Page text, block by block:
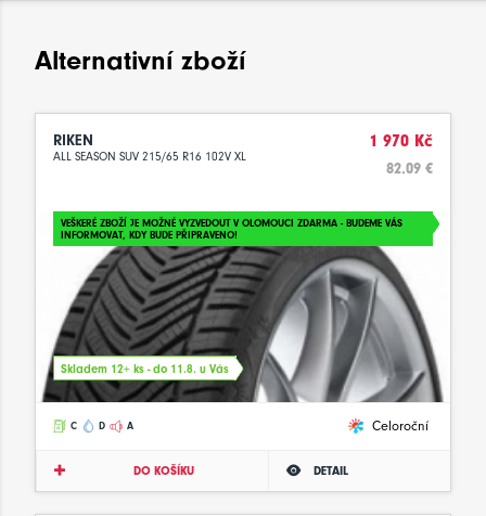
Alternativní zboží
RIKEN
ALL SEASON SUV 215/65 R16 102V XL
1 970 Kč
82.09 €
VEŠKERÉ ZBOŽÍ JE MOŽNÉ VYZVEDOUT V OLOMOUCI ZDARMA - BUDEME VÁS
INFORMOVAT, KDY BUDE PŘIPRAVENO!
Skladem 12+ ks - do 11.8. u Vás
C D A Celoroční
DO KOŠÍKU DETAIL